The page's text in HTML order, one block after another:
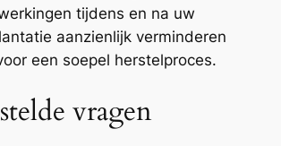
tijdens en na uw
aanzienlijk verminderen
een soepel herstelproces.
vragen